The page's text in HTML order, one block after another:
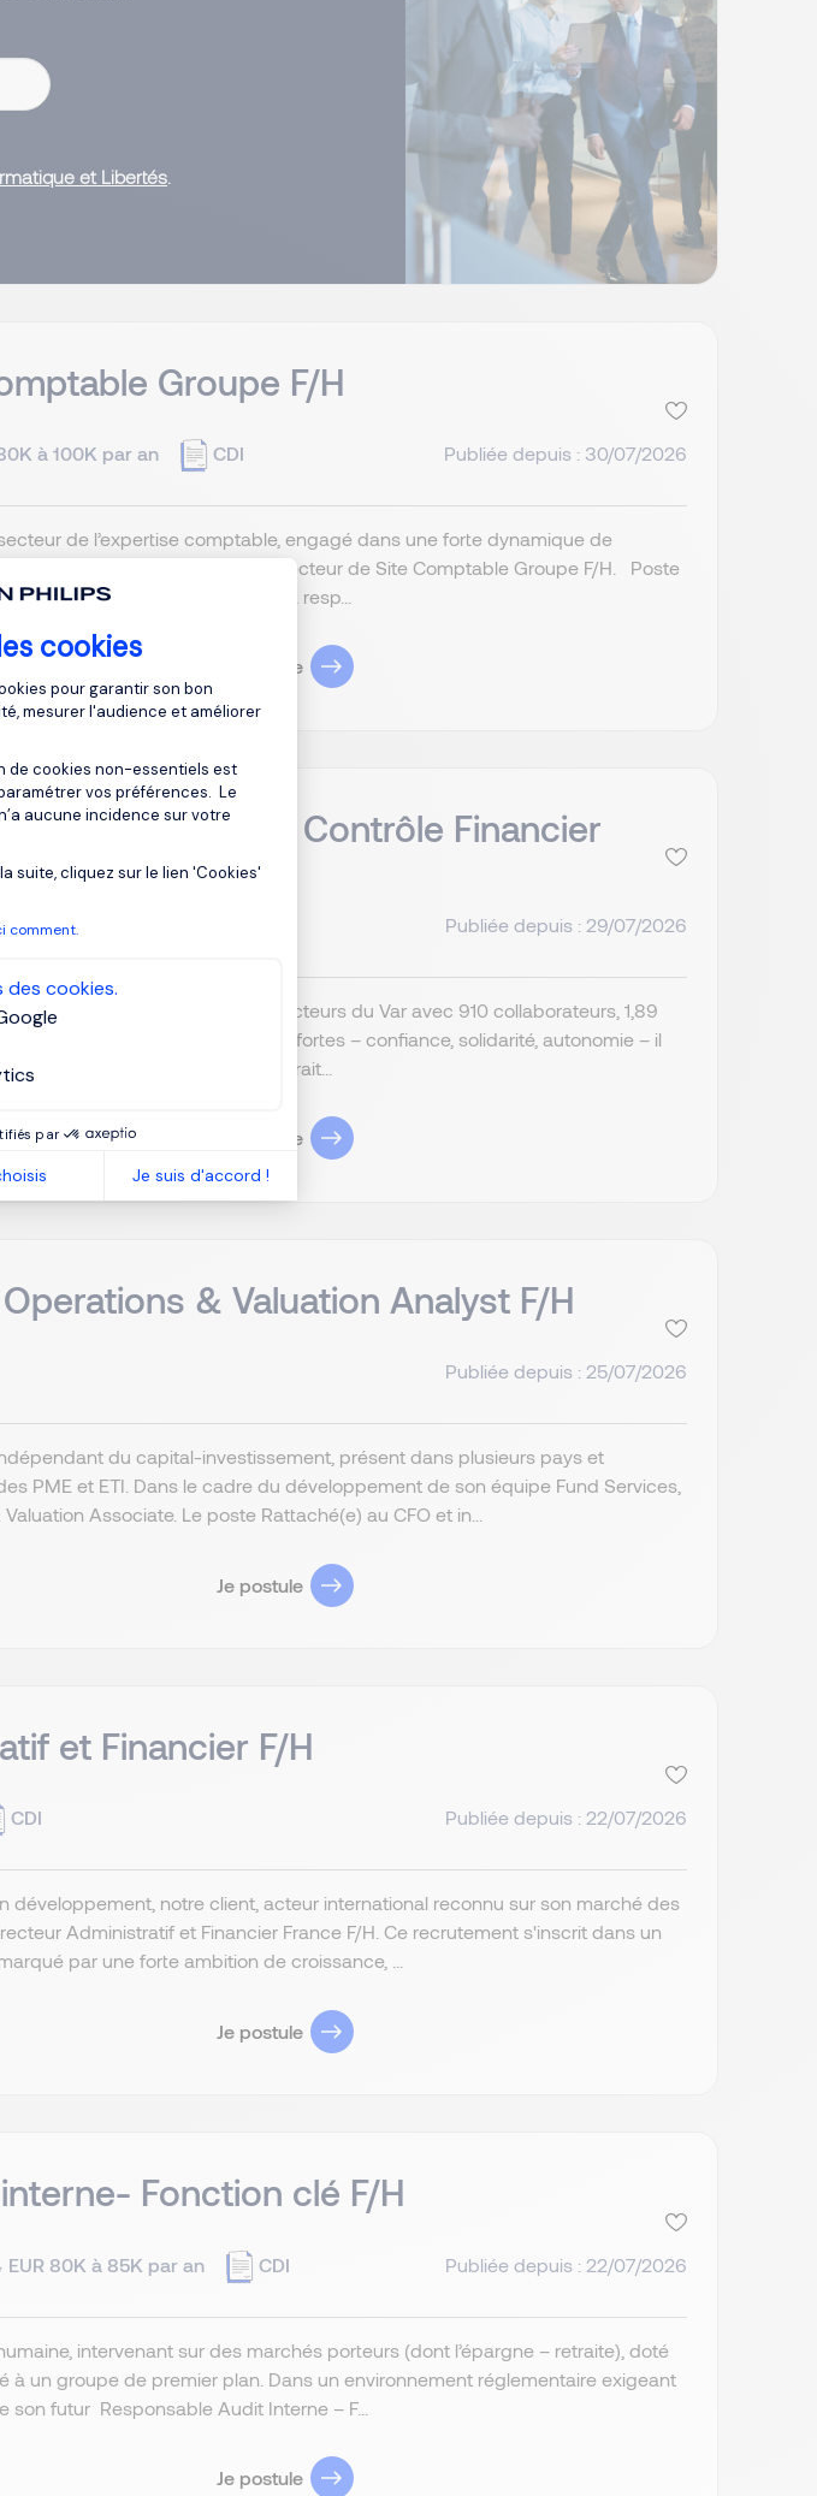
cookies
du Consentement : Personnalisez vos Options
pour garantir son bon
mesurer l'audience et améliorer
de cookies non-essentiels est
vos préférences. Le
aucune incidence sur votre
suite, cliquez sur le lien 'Cookies'
comment.
des cookies.
par
Je suis d'accord !
et Libertés
Groupe F/H
à 100K par an CDI Publiée depuis : 30/07/2026
de l’expertise comptable, engagé dans une forte dynamique de
organisations. Il recrute un Directeur de Site Comptable Groupe F/H. Poste
expérience Vous prenez la resp...
Je postule
& du Contrôle Financier
Publiée depuis : 29/07/2026
qui figure parmi les principaux acteurs du Var avec 910 collaborateurs, 1,89
000 clients. Porteur de valeurs fortes – confiance, solidarité, autonomie – il
prévoyance, épargne et retrait...
Je postule
& Valuation Analyst F/H
Publiée depuis : 25/07/2026
du capital-investissement, présent dans plusieurs pays et
PME et ETI. Dans le cadre du développement de son équipe Fund Services,
Associate. Le poste Rattaché(e) au CFO et in...
Je postule
et Financier F/H
CDI Publiée depuis : 22/07/2026
développement, notre client, acteur international reconnu sur son marché des
Administratif et Financier France F/H. Ce recrutement s'inscrit dans un
par une forte ambition de croissance, ...
Je postule
Fonction clé F/H
EUR 80K à 85K par an CDI Publiée depuis : 22/07/2026
intervenant sur des marchés porteurs (dont l’épargne – retraite), doté
à un groupe de premier plan. Dans un environnement réglementaire exigeant
futur Responsable Audit Interne – F...
Je postule